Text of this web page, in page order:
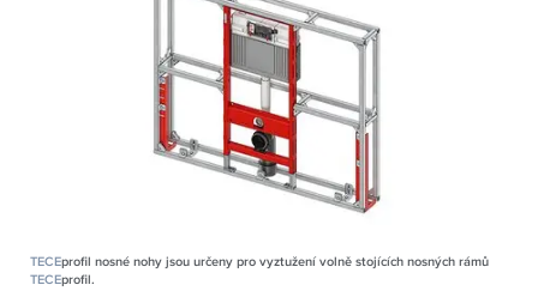
TECEprofil nosné nohy jsou určeny pro vyztužení volně stojících nosných rámů
TECEprofil.